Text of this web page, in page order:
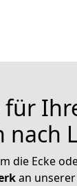
für
nach
die Ecke
an